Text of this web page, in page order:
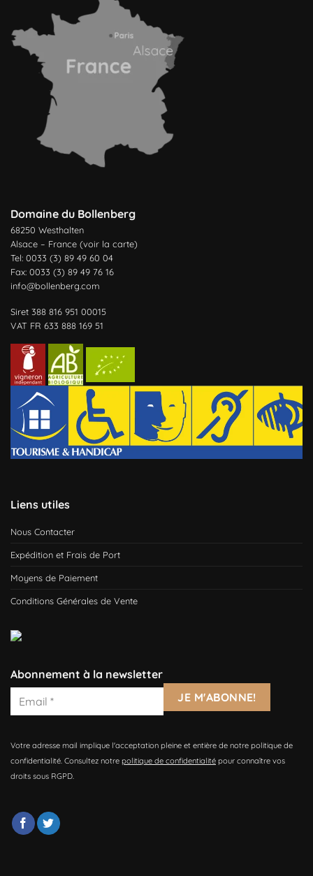
Domaine du Bollenberg
68250 Westhalten
Alsace – France (voir la carte)
Tel: 0033 (3) 89 49 60 04
Fax: 0033 (3) 89 49 76 16
info@bollenberg.com
Siret 388 816 951 00015
VAT FR 633 888 169 51
Liens utiles
Nous Contacter
Expédition et Frais de Port
Moyens de Paiement
Conditions Générales de Vente
Abonnement à la newsletter
Votre adresse mail implique l'acceptation pleine et entière de notre politique de
confidentialité. Consultez notre politique de confidentialité pour connaître vos
droits sous RGPD.